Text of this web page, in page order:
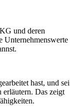
und deren
Unternehmenswerte
hast, und sei
erläutern. Das zeigt